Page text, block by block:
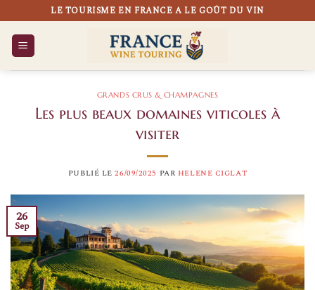
au
contenu
LE TOURISME EN FRANCE A LE GOÛT DU VIN
GRANDS CRUS & CHAMPAGNES
Les plus beaux domaines viticoles à
visiter
PUBLIÉ LE26/09/2025 PAR HELENE CIGLAT
26
Sep